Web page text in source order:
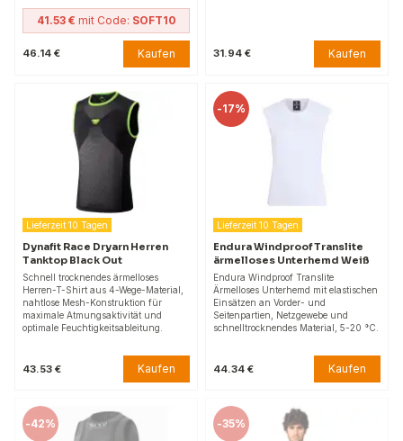
41.53 € mit Code: SOFT10
46.14 € Kaufen 31.94 € Kaufen
Lieferzeit 10 Tagen
Dynafit Race Dryarn Herren
Tanktop Black Out
Schnell trocknendes ärmelloses
Herren-T-Shirt aus 4-Wege-Material,
nahtlose Mesh-Konstruktion für
maximale Atmungsaktivität und
optimale Feuchtigkeitsableitung.
43.53 € Kaufen
-17%
Lieferzeit 10 Tagen
Endura Windproof Translite
ärmelloses Unterhemd Weiß
Endura Windproof Translite
Ärmelloses Unterhemd mit elastischen
Einsätzen an Vorder- und
Seitenpartien, Netzgewebe und
schnelltrocknendes Material, 5-20 °C.
44.34 € Kaufen
-42% -35%